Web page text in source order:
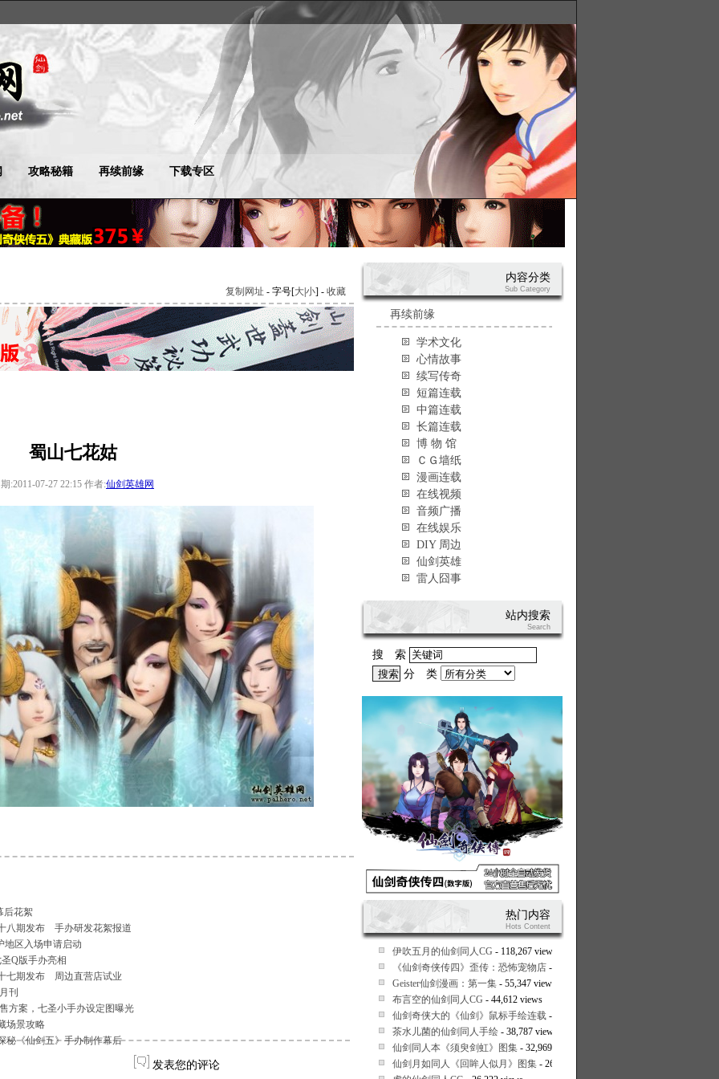
攻略秘籍 再续前缘 下载专区
复制网址 - 字号[大|小] - 收藏
蜀山七花姑
:2011-07-27 22:15 作者:仙剑英雄网
后花絮
八期发布 手办研发花絮报道
地区入场申请启动
Q版手办亮相
七期发布 周边直营店试业
刊
方案，七圣小手办设定图曝光
场景攻略
《仙剑五》手办制作幕后
发表您的评论
内容分类
Sub Category
再续前缘
学术文化
心情故事
续写传奇
短篇连载
中篇连载
长篇连载
博 物 馆
ＣＧ墙纸
漫画连载
在线视频
音频广播
在线娱乐
DIY 周边
仙剑英雄
雷人囧事
站内搜索
Search
搜 索
分 类
热门内容
Hots Content
伊吹五月的仙剑同人CG - 118,267 views
《仙剑奇侠传四》歪传：恐怖宠物店- 58,815 views
Geister仙剑漫画：第一集- 55,347 views
布言空的仙剑同人CG - 44,612 views
仙剑奇侠大的《仙剑》鼠标手绘连载 - 41,439 views
茶水儿菌的仙剑同人手绘- 38,787 views
仙剑同人本《须臾剑虹》图集- 32,969 views
仙剑月如同人《回眸人似月》图集- 26,604 views